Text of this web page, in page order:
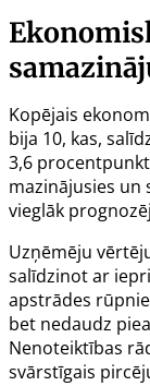
Kopējais
bija 10, kas,
3,6
mazinājusies un
vieglāk
Uzņēmēju
salīdzinot ar
apstrādes
bet nedaudz
Nenoteiktības
svārstīgais